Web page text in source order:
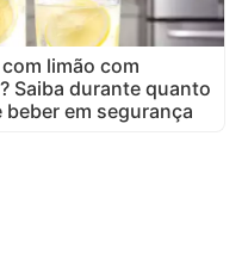
limão com
Saiba durante quanto
em segurança